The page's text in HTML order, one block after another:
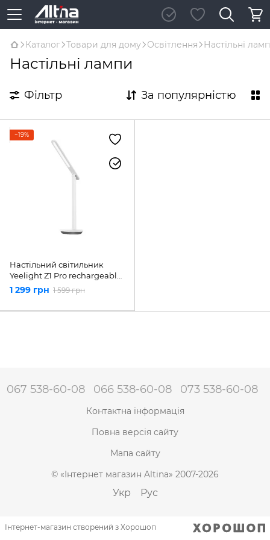
Каталог Товари для дому Освітлення Настільні
Настільні лампи
Фільтр За популярністю
−19%
Настільний світильник
Yeelight Z1 Pro rechargeable
(YLTD14YL)
1 299 грн 1 599 грн
067 538-60-08 066 538-60-08 073 538-60-08
Контактна інформація
Повна версія сайту
Мапа сайту
© «Інтернет магазин Altina» 2007-2026
Укр Рус
Інтернет-магазин створений з Хорошоп